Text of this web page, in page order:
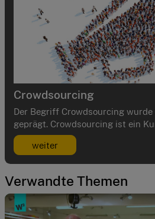
Crowdsourcing
Der Begriff Crowdsourcing
geprägt. Crowdsourcing ist ein
weiter
Verwandte Themen